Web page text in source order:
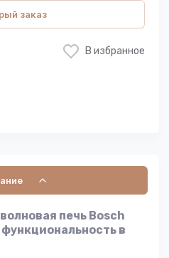
заказ
В избранное
печь Bosch
в